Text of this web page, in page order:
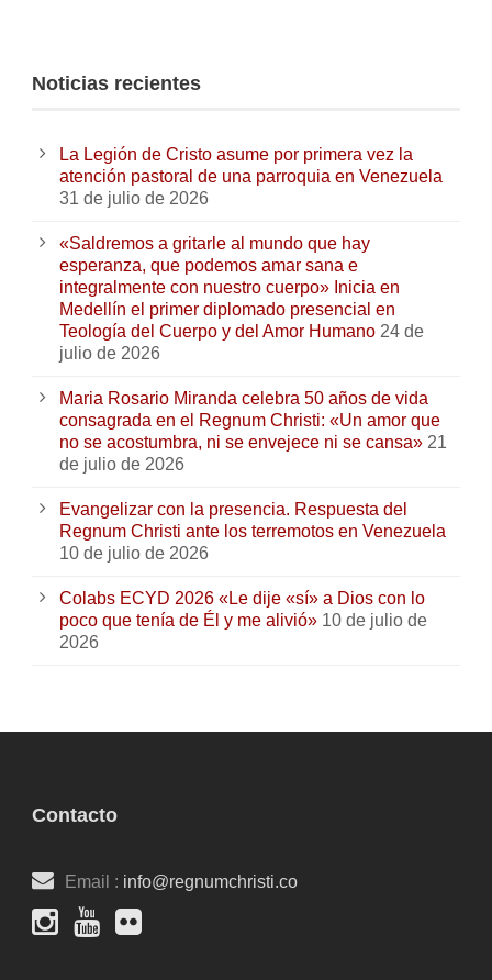
Noticias recientes
La Legión de Cristo asume por primera vez la
atención pastoral de una parroquia en Venezuela
31 de julio de 2026
«Saldremos a gritarle al mundo que hay
esperanza, que podemos amar sana e
integralmente con nuestro cuerpo» Inicia en
Medellín el primer diplomado presencial en
Teología del Cuerpo y del Amor Humano 24 de
julio de 2026
Maria Rosario Miranda celebra 50 años de vida
consagrada en el Regnum Christi: «Un amor que
no se acostumbra, ni se envejece ni se cansa» 21
de julio de 2026
Evangelizar con la presencia. Respuesta del
Regnum Christi ante los terremotos en Venezuela
10 de julio de 2026
Colabs ECYD 2026 «Le dije «sí» a Dios con lo
poco que tenía de Él y me alivió» 10 de julio de
2026
Contacto
Email : info@regnumchristi.co